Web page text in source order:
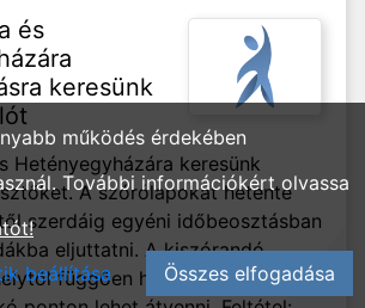
és
keresünk
Hetényegyházára keresünk
A szórólapokat hetente
szerdáig egyéni időbeosztásban
eljuttatni. A kiszórandó
függően házhozszállítják,
működés érdekében
További információkért olvassa
beállítása
Összes elfogadása